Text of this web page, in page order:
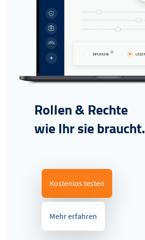
Rollen & Rechte
wie Ihr sie braucht.
Kostenlos testen
Mehr erfahren